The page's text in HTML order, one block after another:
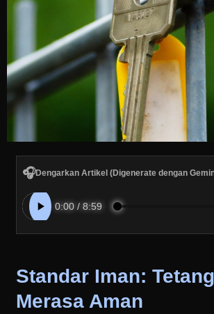
🎧Dengarkan Artikel (Digenerate dengan
Standar Iman:
Merasa Aman